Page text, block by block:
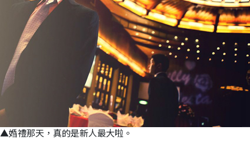
▲婚禮那天，真的是新人最大啦。